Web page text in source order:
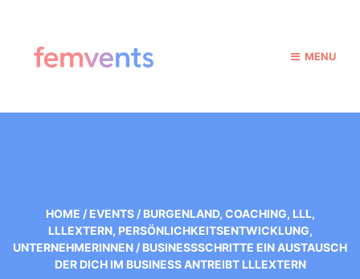
MENU
HOME / EVENTS / BURGENLAND, COACHING, LLL,
LLLEXTERN, PERSÖNLICHKEITSENTWICKLUNG,
UNTERNEHMERINNEN / BUSINESSSCHRITTE EIN AUSTAUSCH
DER DICH IM BUSINESS ANTREIBT LLLEXTERN